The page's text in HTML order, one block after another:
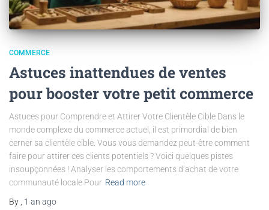
COMMERCE
Astuces inattendues de ventes
pour booster votre petit commerce
Astuces pour Comprendre et Attirer Votre Clientèle Cible Dans le
monde complexe du commerce actuel, il est primordial de bien
cerner sa clientèle cible. Vous vous demandez peut-être comment
faire pour attirer ces clients potentiels ? Voici quelques pistes
insoupçonnées ! Analyser les comportements d’achat de votre
communauté locale Pour Read more
By , 1 an ago